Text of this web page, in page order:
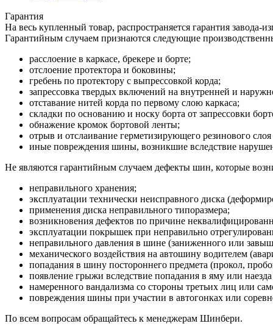
Гарантия
На весь купленный товар, распространяется гарантия
Гарантийным случаем признаются следующие
расслоение в каркасе, брекере и борте;
отслоение протектора и боковины;
гребень по протектору с выпрессовкой корда;
запрессовка твердых включений на внутренней и
отставание нитей корда по первому слою каркаса;
складки по основанию и носку борта от запрессовки
обнажение кромок бортовой ленты;
отрыв и отслаивание герметизирующего резинового
иные повреждения шины, возникшие вследствие
Не являются гарантийным случаем дефекты шин, которые
неправильного хранения;
эксплуатации технически неисправного диска
применения диска неправильного типоразмера;
возникновения дефектов по причине
эксплуатации покрышек при неправильно
неправильного давления в шине (заниженного или
механического воздействия на автошину водителем
попадания в шину постороннего предмета (прокол,
появление грыжи вследствие попадания в яму или
намеренного вандализма со стороны третьих лиц или
повреждения шины при участии в автогонках или
По всем вопросам обращайтесь к менеджерам Шинбери.